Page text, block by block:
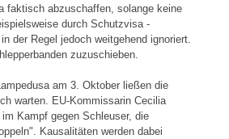
faktisch abzuschaffen, solange keine
durch Schutzvisa -
der Regel jedoch weitgehend ignoriert.
zuzuschieben.
am 3. Oktober ließen die
warten. EU-Kommissarin Cecilia
Kampf gegen Schleuser, die
Kausalitäten werden dabei